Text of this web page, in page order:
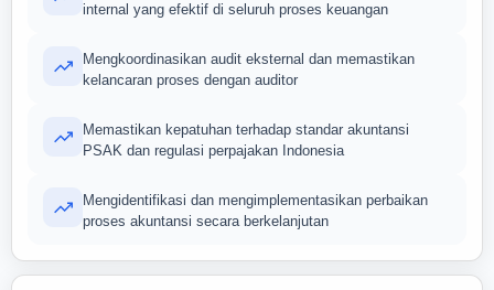
internal yang efektif di seluruh proses keuangan
Mengkoordinasikan audit eksternal dan memastikan
kelancaran proses dengan auditor
Memastikan kepatuhan terhadap standar akuntansi
PSAK dan regulasi perpajakan Indonesia
Mengidentifikasi dan mengimplementasikan perbaikan
proses akuntansi secara berkelanjutan